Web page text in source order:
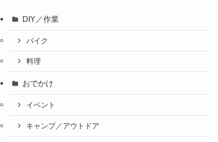
DIY／作業
バイク
料理
おでかけ
イベント
キャンプ／アウトドア